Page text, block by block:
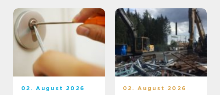
02. August 2026 02. August 2026